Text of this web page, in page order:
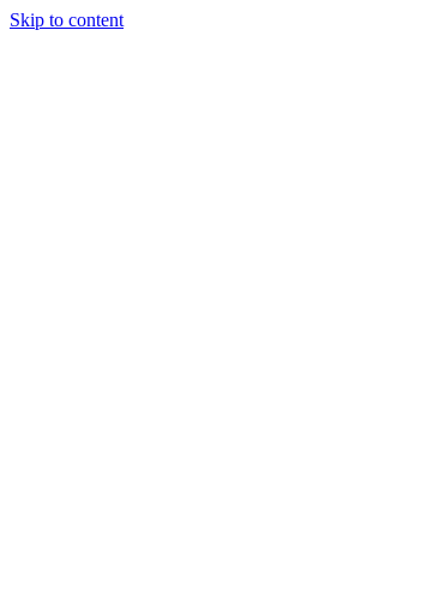
Skip to content